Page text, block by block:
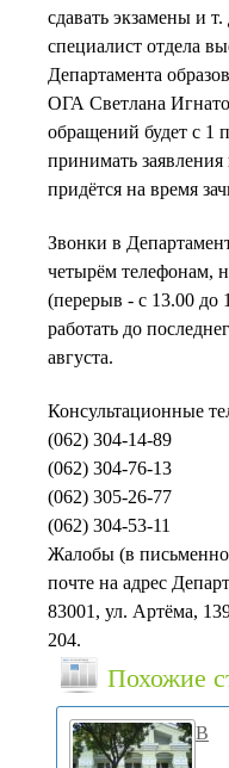
сдавать экзамены и
специалист отдела
Департамента
ОГА Светлана
обращений будет с 1
принимать
придётся на время
Звонки в
четырём телефонам,
(перерыв - с 13.00 до
работать до
августа.
Консультационные
(062) 304-14-89
(062) 304-76-13
(062) 305-26-77
(062) 304-53-11
Жалобы (в
почте на адрес
83001, ул. Артёма,
204.
Похожие
В